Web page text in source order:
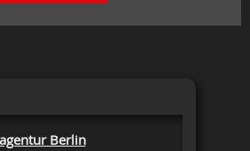
Berlin